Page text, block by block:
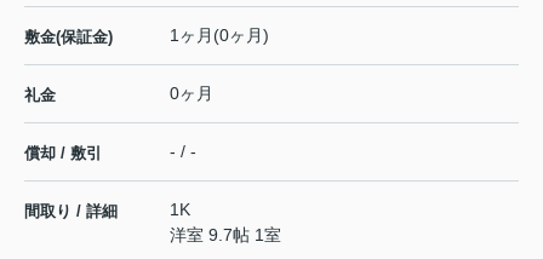
敷金(保証金) 1ヶ月(0ヶ月)
礼金 0ヶ月
償却 / 敷引 - / -
間取り / 詳細
1K
洋室 9.7帖 1室